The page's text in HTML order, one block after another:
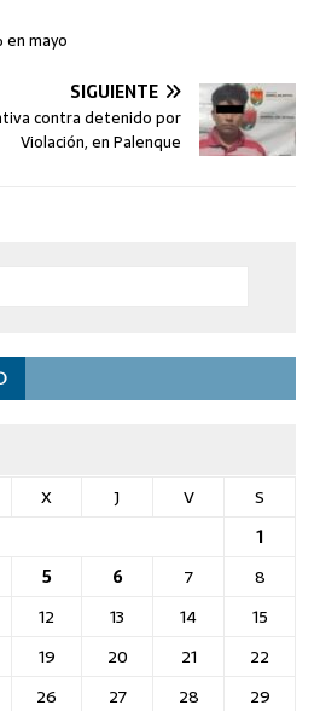
en mayo
SIGUIENTE
contra detenido por
Violación, en Palenque
X J V
S
1
5 6 7
8
12 13 14
15
19 20 21
22
26 27 28
29